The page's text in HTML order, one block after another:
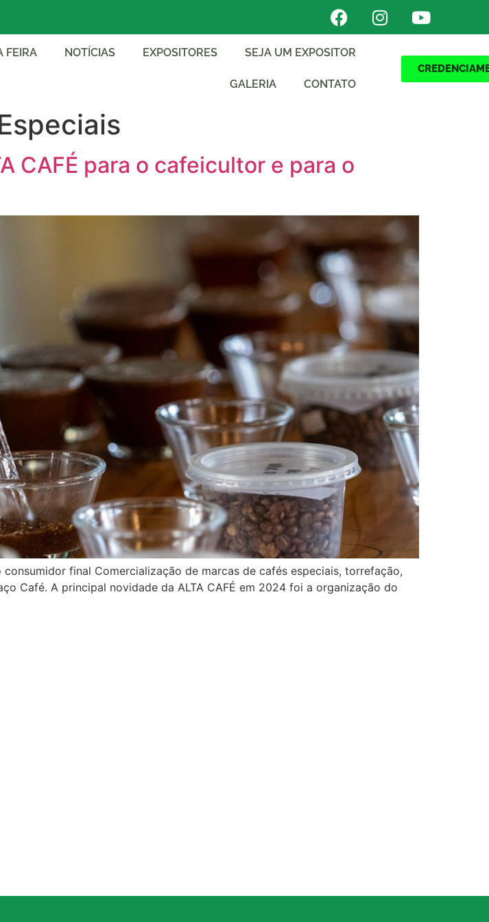
FEIRA NOTÍCIAS EXPOSITORES SEJA UM EXPOSITOR
GALERIA CONTATO
CAFÉ para o cafeicultor e para o
final Comercialização de marcas de cafés especiais, torrefação,
Café. A principal novidade da ALTA CAFÉ em 2024 foi a organização do